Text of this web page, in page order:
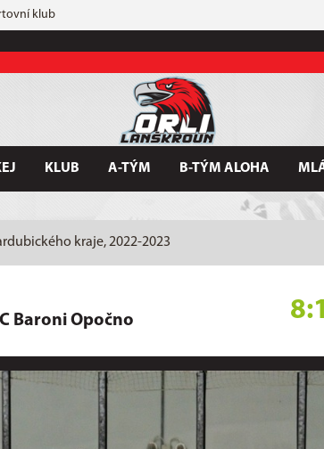
klub
KLUB A-TÝM B-TÝM ALOHA
kraje, 2022-2023
Baroni Opočno 8:1